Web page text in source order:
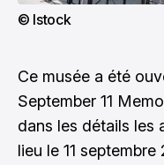
© Istock
Ce musée a été
September 11
dans les détails les
lieu le 11 septembre